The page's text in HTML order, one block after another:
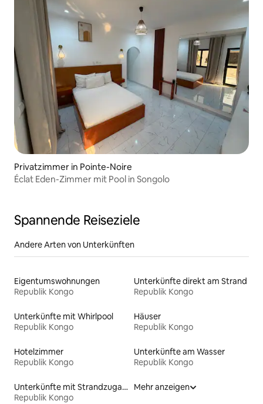
Privatzimmer in Pointe-Noire
Éclat Eden-Zimmer mit Pool in Songolo
Spannende Reiseziele
Andere Arten von Unterkünften
Eigentumswohnungen
Republik Kongo
Unterkünfte direkt am Strand
Republik Kongo
Unterkünfte mit Whirlpool
Republik Kongo
Häuser
Republik Kongo
Hotelzimmer
Republik Kongo
Unterkünfte am Wasser
Republik Kongo
Unterkünfte mit Strandzugang
Republik Kongo
Mehr anzeigen